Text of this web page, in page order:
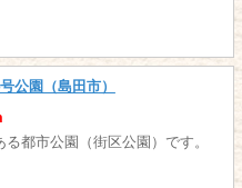
公園（島田市）
都市公園（街区公園）です。